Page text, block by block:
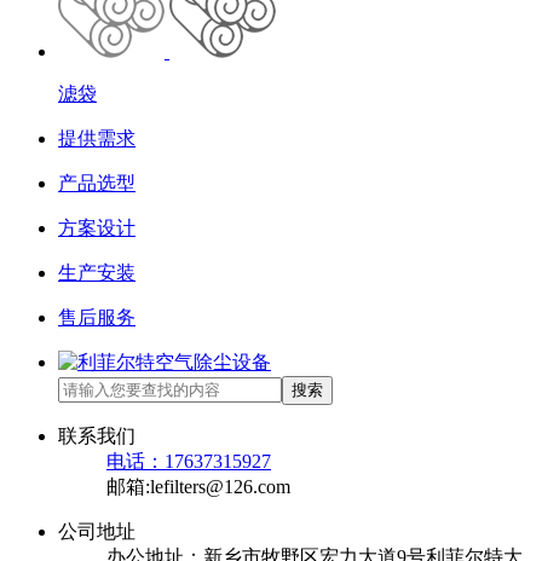
滤袋
提供需求
产品选型
方案设计
生产安装
售后服务
搜索
联系我们
电话：17637315927
邮箱:lefilters@126.com
公司地址
办公地址：新乡市牧野区宏力大道9号利菲尔特大